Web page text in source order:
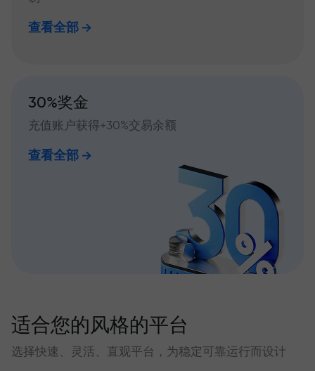
查看全部
30%奖金
充值账户获得+30%交易余额
查看全部
适合您的风格的平台
选择快速、灵活、直观平台，为稳定可靠运行而设计